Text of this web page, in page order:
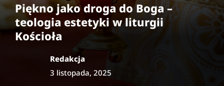
Piękno jako droga do Boga –
teologia estetyki w liturgii
Kościoła
Redakcja
3 listopada, 2025